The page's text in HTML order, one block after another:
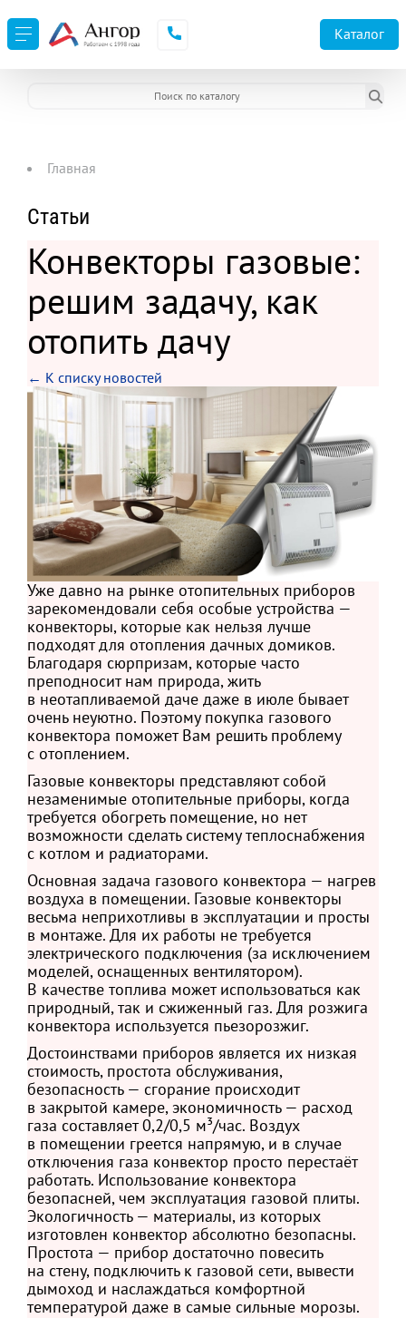
Каталог
Главная
Статьи
Конвекторы газовые:
решим задачу, как
отопить дачу
← К списку новостей
Уже давно на рынке отопительных приборов
зарекомендовали себя особые устройства —
конвекторы, которые как нельзя лучше
подходят для отопления дачных домиков.
Благодаря сюрпризам, которые часто
преподносит нам природа, жить
в неотапливаемой даче даже в июле бывает
очень неуютно. Поэтому покупка газового
конвектора поможет Вам решить проблему
с отоплением.
Газовые конвекторы представляют собой
незаменимые отопительные приборы, когда
требуется обогреть помещение, но нет
возможности сделать систему теплоснабжения
с котлом и радиаторами.
Основная задача газового конвектора — нагрев
воздуха в помещении. Газовые конвекторы
весьма неприхотливы в эксплуатации и просты
в монтаже. Для их работы не требуется
электрического подключения (за исключением
моделей, оснащенных вентилятором).
В качестве топлива может использоваться как
природный, так и сжиженный газ. Для розжига
конвектора используется пьезорозжиг.
Достоинствами приборов является их низкая
стоимость, простота обслуживания,
безопасность — сгорание происходит
в закрытой камере, экономичность — расход
газа составляет 0,2/0,5 м³/час. Воздух
в помещении греется напрямую, и в случае
отключения газа конвектор просто перестаёт
работать. Использование конвектора
безопасней, чем эксплуатация газовой плиты.
Экологичность — материалы, из которых
изготовлен конвектор абсолютно безопасны.
Простота — прибор достаточно повесить
на стену, подключить к газовой сети, вывести
дымоход и наслаждаться комфортной
температурой даже в самые сильные морозы.